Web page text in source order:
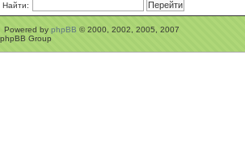
Найти:
Powered by phpBB © 2000, 2002, 2005, 2007
phpBB Group